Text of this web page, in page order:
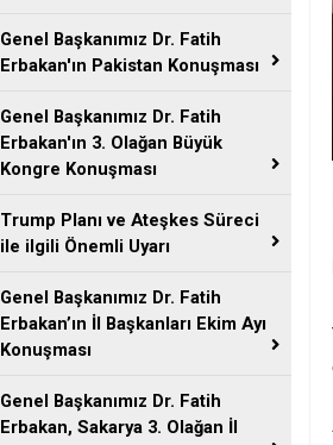
Genel Başkanımız Dr. Fatih
Erbakan'ın Pakistan Konuşması
Genel Başkanımız Dr. Fatih
Erbakan'ın 3. Olağan Büyük
Kongre Konuşması
Trump Planı ve Ateşkes Süreci
ile ilgili Önemli Uyarı
Genel Başkanımız Dr. Fatih
Erbakan’ın İl Başkanları Ekim Ayı
Konuşması
Genel Başkanımız Dr. Fatih
Erbakan, Sakarya 3. Olağan İl